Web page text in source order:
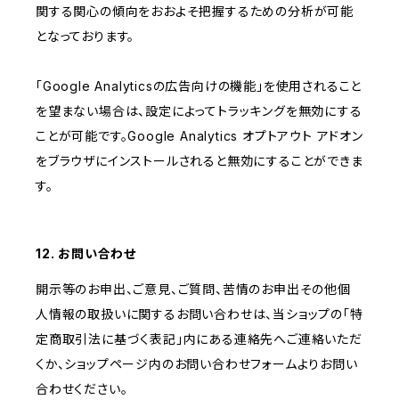
関する関心の傾向をおおよそ把握するための分析が可能
となっております。
「Google Analyticsの広告向けの機能」を使用されること
を望まない場合は、設定によってトラッキングを無効にする
ことが可能です。Google Analytics オプトアウト アドオン
をブラウザにインストールされると無効にすることができま
す。
12. お問い合わせ
開示等のお申出、ご意見、ご質問、苦情のお申出その他個
人情報の取扱いに関するお問い合わせは、当ショップの「特
定商取引法に基づく表記」内にある連絡先へご連絡いただ
くか、ショップページ内のお問い合わせフォームよりお問い
合わせください。